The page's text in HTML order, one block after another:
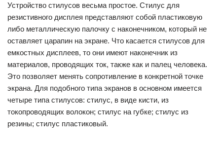
Устройство стилусов весьма простое. Стилус для
резистивного дисплея представляют собой пластиковую
либо металлическую палочку с наконечником, который не
оставляет царапин на экране. Что касается стилусов для
емкостных дисплеев, то они имеют наконечник из
материалов, проводящих ток, также как и палец человека.
Это позволяет менять сопротивление в конкретной точке
экрана. Для подобного типа экранов в основном имеется
четыре типа стилусов: стилус, в виде кисти, из
токопроводящих волокон; стилус на губке; стилус из
резины; стилус пластиковый.